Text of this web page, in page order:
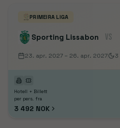
PRIMEIRA LIGA
Sporting Lissabon VS
23. apr. 2027 – 26. apr. 2027 3
Hotell + Billett
per pers. fra
3 492 NOK